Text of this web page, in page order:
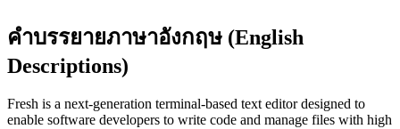
คำบรรยายภาษาอังกฤษ (English
Descriptions)
Fresh is a next-generation terminal-based text editor designed to
enable software developers to write code and manage files with high